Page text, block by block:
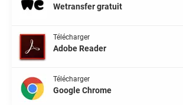
Wetransfer gratuit
Télécharger
Adobe Reader
Télécharger
Google Chrome